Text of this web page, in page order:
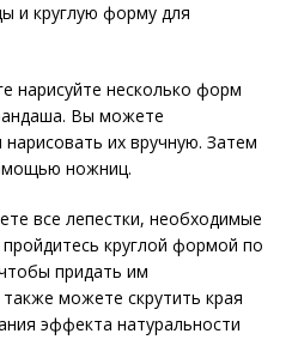
и круглую форму для
нарисуйте несколько форм
Вы можете
их вручную. Затем
ножниц.
все лепестки, необходимые
круглой формой по
придать им
можете скрутить края
эффекта натуральности